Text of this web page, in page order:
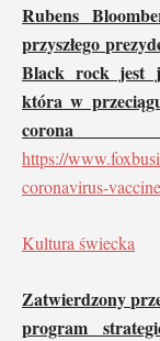
Rubens
przyszłego
Black rock jest
która w
https://
coronavirus-
Kultura świecka
Zatwierdzony
program